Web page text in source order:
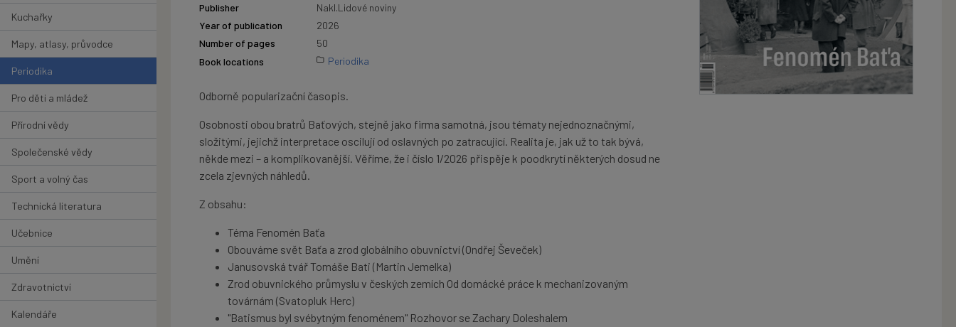
Kuchařky
Mapy, atlasy, průvodce
Periodika
Pro děti a mládež
Přírodní vědy
Společenské vědy
Sport a volný čas
Technická literatura
Učebnice
Umění
Zdravotnictví
Kalendáře
Publisher
Nakl.Lidové noviny
Year of publication
2026
Number of pages
50
Book locations
Periodika
Odborně popularizační časopis.
Osobnosti obou bratrů Baťových, stejně jako firma samotná, jsou tématy nejednoznačnými,
složitými, jejichž interpretace oscilují od oslavných po zatracující. Realita je, jak už to tak bývá,
někde mezi – a komplikovanější. Věříme, že i číslo 1/2026 přispěje k poodkrytí některých dosud ne
zcela zjevných náhledů.
Z obsahu:
Téma Fenomén Baťa
Obouváme svět Baťa a zrod globálního obuvnictví (Ondřej Ševeček)
Janusovská tvář Tomáše Bati (Martin Jemelka)
Zrod obuvnického průmyslu v českých zemích Od domácké práce k mechanizovaným
továrnám (Svatopluk Herc)
"Batismus byl svébytným fenoménem" Rozhovor se Zachary Doleshalem